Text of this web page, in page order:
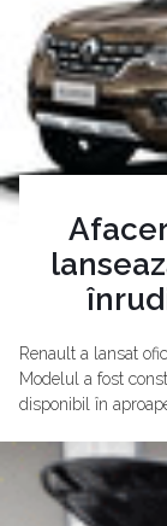
Renault a lansat
Modelul a fost
disponibil în